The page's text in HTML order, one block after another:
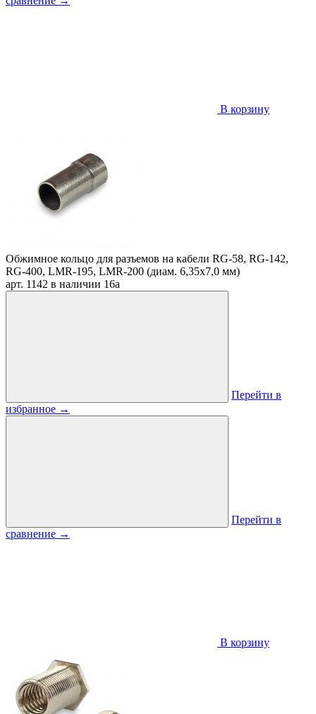
В корзину
Обжимное кольцо для разъемов на кабели RG-58, RG-142,
RG-400, LMR-195, LMR-200 (диам. 6,35х7,0 мм)
арт. 1142 в наличии 16a
Перейти в
избранное →
Перейти в
сравнение →
В корзину